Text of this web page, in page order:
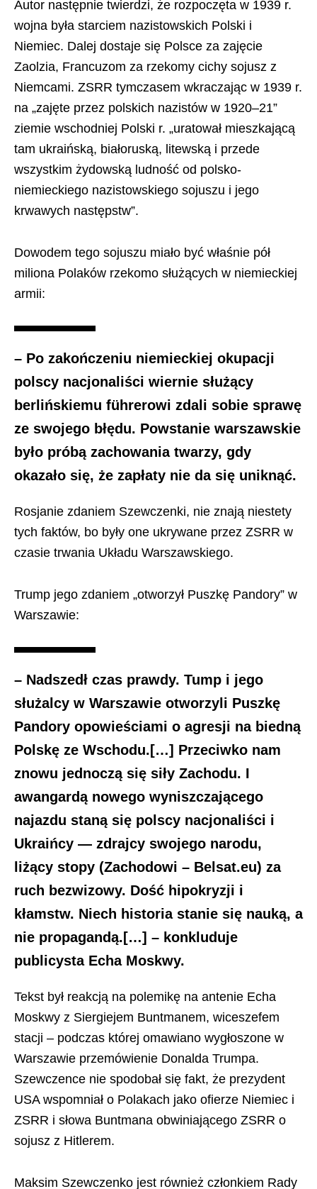
Autor następnie twierdzi, że rozpoczęta w 1939 r.
wojna była starciem nazistowskich Polski i
Niemiec. Dalej dostaje się Polsce za zajęcie
Zaolzia, Francuzom za rzekomy cichy sojusz z
Niemcami. ZSRR tymczasem wkraczając w 1939 r.
na „zajęte przez polskich nazistów w 1920–21”
ziemie wschodniej Polski r. „uratował mieszkającą
tam ukraińską, białoruską, litewską i przede
wszystkim żydowską ludność od polsko-
niemieckiego nazistowskiego sojuszu i jego
krwawych następstw”.
Dowodem tego sojuszu miało być właśnie pół
miliona Polaków rzekomo służących w niemieckiej
armii:
– Po zakończeniu niemieckiej okupacji
polscy nacjonaliści wiernie służący
berlińskiemu führerowi zdali sobie sprawę
ze swojego błędu. Powstanie warszawskie
było próbą zachowania twarzy, gdy
okazało się, że zapłaty nie da się uniknąć.
Rosjanie zdaniem Szewczenki, nie znają niestety
tych faktów, bo były one ukrywane przez ZSRR w
czasie trwania Układu Warszawskiego.
Trump jego zdaniem „otworzył Puszkę Pandory” w
Warszawie:
– Nadszedł czas prawdy. Tump i jego
służalcy w Warszawie otworzyli Puszkę
Pandory opowieściami o agresji na biedną
Polskę ze Wschodu.[…] Przeciwko nam
znowu jednoczą się siły Zachodu. I
awangardą nowego wyniszczającego
najazdu staną się polscy nacjonaliści i
Ukraińcy — zdrajcy swojego narodu,
liżący stopy (Zachodowi – Belsat.eu) za
ruch bezwizowy. Dość hipokryzji i
kłamstw. Niech historia stanie się nauką, a
nie propagandą.[…] – konkluduje
publicysta Echa Moskwy.
Tekst był reakcją na polemikę na antenie Echa
Moskwy z Siergiejem Buntmanem, wiceszefem
stacji – podczas której omawiano wygłoszone w
Warszawie przemówienie Donalda Trumpa.
Szewczence nie spodobał się fakt, że prezydent
USA wspomniał o Polakach jako ofierze Niemiec i
ZSRR i słowa Buntmana obwiniającego ZSRR o
sojusz z Hitlerem.
Maksim Szewczenko jest również członkiem Rady